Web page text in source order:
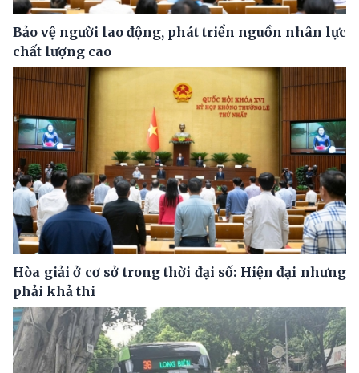
Bảo vệ người lao động, phát triển nguồn nhân lực
chất lượng cao
Hòa giải ở cơ sở trong thời đại số: Hiện đại nhưng
phải khả thi